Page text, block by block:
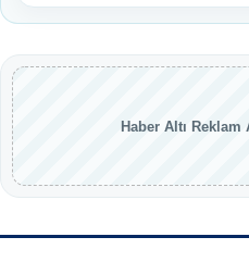
Haber Altı Reklam